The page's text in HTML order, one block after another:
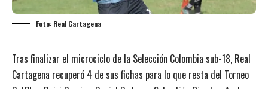
Foto: Real Cartagena
Tras finalizar el microciclo de la Selección Colombia sub-18, Real
Cartagena recuperó 4 de sus fichas para lo que resta del Torneo